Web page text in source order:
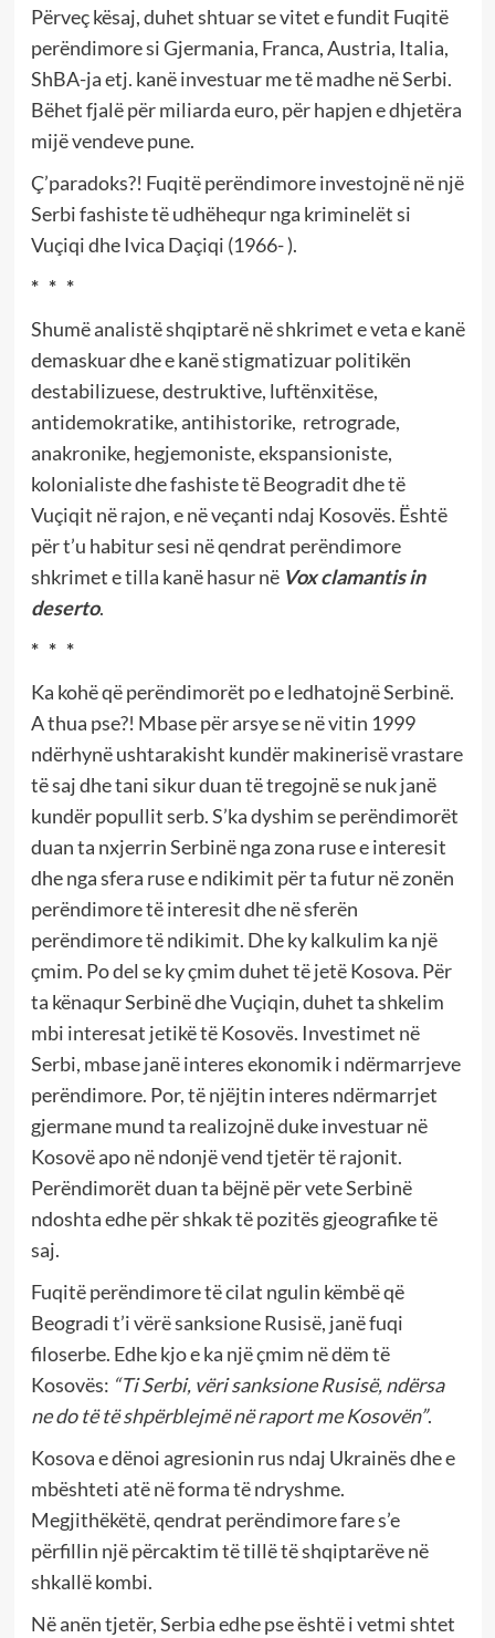
Përveç kësaj, duhet shtuar se vitet e fundit Fuqitë
perëndimore si Gjermania, Franca, Austria, Italia,
ShBA-ja etj. kanë investuar me të madhe në Serbi.
Bëhet fjalë për miliarda euro, për hapjen e dhjetëra
mijë vendeve pune.
Ç’paradoks?! Fuqitë perëndimore investojnë në një
Serbi fashiste të udhëhequr nga kriminelët si
Vuçiqi dhe Ivica Daçiqi (1966- ).
* * *
Shumë analistë shqiptarë në shkrimet e veta e kanë
demaskuar dhe e kanë stigmatizuar politikën
destabilizuese, destruktive, luftënxitëse,
antidemokratike, antihistorike, retrograde,
anakronike, hegjemoniste, ekspansioniste,
kolonialiste dhe fashiste të Beogradit dhe të
Vuçiqit në rajon, e në veçanti ndaj Kosovës. Është
për t’u habitur sesi në qendrat perëndimore
shkrimet e tilla kanë hasur në Vox clamantis in
deserto.
* * *
Ka kohë që perëndimorët po e ledhatojnë Serbinë.
A thua pse?! Mbase për arsye se në vitin 1999
ndërhynë ushtarakisht kundër makinerisë vrastare
të saj dhe tani sikur duan të tregojnë se nuk janë
kundër popullit serb. S’ka dyshim se perëndimorët
duan ta nxjerrin Serbinë nga zona ruse e interesit
dhe nga sfera ruse e ndikimit për ta futur në zonën
perëndimore të interesit dhe në sferën
perëndimore të ndikimit. Dhe ky kalkulim ka një
çmim. Po del se ky çmim duhet të jetë Kosova. Për
ta kënaqur Serbinë dhe Vuçiqin, duhet ta shkelim
mbi interesat jetikë të Kosovës. Investimet në
Serbi, mbase janë interes ekonomik i ndërmarrjeve
perëndimore. Por, të njëjtin interes ndërmarrjet
gjermane mund ta realizojnë duke investuar në
Kosovë apo në ndonjë vend tjetër të rajonit.
Perëndimorët duan ta bëjnë për vete Serbinë
ndoshta edhe për shkak të pozitës gjeografike të
saj.
Fuqitë perëndimore të cilat ngulin këmbë që
Beogradi t’i vërë sanksione Rusisë, janë fuqi
filoserbe. Edhe kjo e ka një çmim në dëm të
Kosovës: “Ti Serbi, vëri sanksione Rusisë, ndërsa
ne do të të shpërblejmë në raport me Kosovën”.
Kosova e dënoi agresionin rus ndaj Ukrainës dhe e
mbështeti atë në forma të ndryshme.
Megjithëkëtë, qendrat perëndimore fare s’e
përfillin një përcaktim të tillë të shqiptarëve në
shkallë kombi.
Në anën tjetër, Serbia edhe pse është i vetmi shtet